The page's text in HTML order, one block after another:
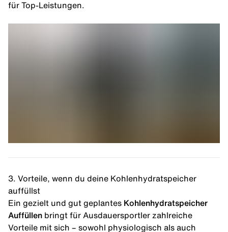
für Top-Leistungen.
3. Vorteile, wenn du deine Kohlenhydratspeicher
auffüllst
Ein gezielt und gut geplantes Kohlenhydratspeicher
Auffüllen bringt für Ausdauersportler zahlreiche
Vorteile mit sich – sowohl physiologisch als auch